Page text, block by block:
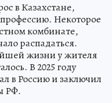
в Казахстане,
Некоторое
комбинате,
распадаться.
жизни у жителя
В 2025 году
в Россию и заключил
РФ.